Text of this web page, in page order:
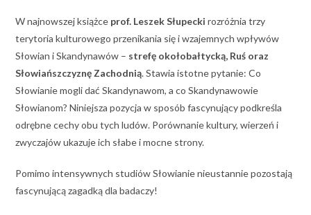
W najnowszej książce prof. Leszek Słupecki rozróżnia trzy
terytoria kulturowego przenikania się i wzajemnych wpływów
Słowian i Skandynawów – strefę okołobałtycką, Ruś oraz
Słowiańszczyznę Zachodnią. Stawia istotne pytanie: Co
Słowianie mogli dać Skandynawom, a co Skandynawowie
Słowianom? Niniejsza pozycja w sposób fascynujący podkreśla
odrębne cechy obu tych ludów. Porównanie kultury, wierzeń i
zwyczajów ukazuje ich słabe i mocne strony.
Pomimo intensywnych studiów Słowianie nieustannie pozostają
fascynującą zagadką dla badaczy!